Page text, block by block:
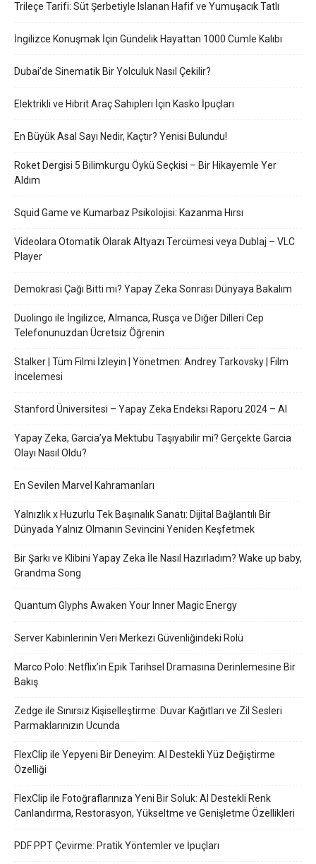
Trileçe Tarifi: Süt Şerbetiyle Islanan Hafif ve Yumuşacık Tatlı
İngilizce Konuşmak İçin Gündelik Hayattan 1000 Cümle Kalıbı
Dubai’de Sinematik Bir Yolculuk Nasıl Çekilir?
Elektrikli ve Hibrit Araç Sahipleri İçin Kasko İpuçları
En Büyük Asal Sayı Nedir, Kaçtır? Yenisi Bulundu!
Roket Dergisi 5 Bilimkurgu Öykü Seçkisi – Bir Hikayemle Yer
Aldım
Squid Game ve Kumarbaz Psikolojisi: Kazanma Hırsı
Videolara Otomatik Olarak Altyazı Tercümesi veya Dublaj – VLC
Player
Demokrasi Çağı Bitti mi? Yapay Zeka Sonrası Dünyaya Bakalım
Duolingo ile İngilizce, Almanca, Rusça ve Diğer Dilleri Cep
Telefonunuzdan Ücretsiz Öğrenin
Stalker | Tüm Filmi İzleyin | Yönetmen: Andrey Tarkovsky | Film
İncelemesi
Stanford Üniversitesi – Yapay Zeka Endeksi Raporu 2024 – AI
Yapay Zeka, Garcia’ya Mektubu Taşıyabilir mi? Gerçekte Garcia
Olayı Nasıl Oldu?
En Sevilen Marvel Kahramanları
Yalnızlık x Huzurlu Tek Başınalık Sanatı: Dijital Bağlantılı Bir
Dünyada Yalnız Olmanın Sevincini Yeniden Keşfetmek
Bir Şarkı ve Klibini Yapay Zeka İle Nasıl Hazırladım? Wake up baby,
Grandma Song
Quantum Glyphs Awaken Your Inner Magic Energy
Server Kabinlerinin Veri Merkezi Güvenliğindeki Rolü
Marco Polo: Netflix’in Epik Tarihsel Dramasına Derinlemesine Bir
Bakış
Zedge ile Sınırsız Kişiselleştirme: Duvar Kağıtları ve Zil Sesleri
Parmaklarınızın Ucunda
FlexClip ile Yepyeni Bir Deneyim: AI Destekli Yüz Değiştirme
Özelliği
FlexClip ile Fotoğraflarınıza Yeni Bir Soluk: AI Destekli Renk
Canlandırma, Restorasyon, Yükseltme ve Genişletme Özellikleri
PDF PPT Çevirme: Pratik Yöntemler ve İpuçları